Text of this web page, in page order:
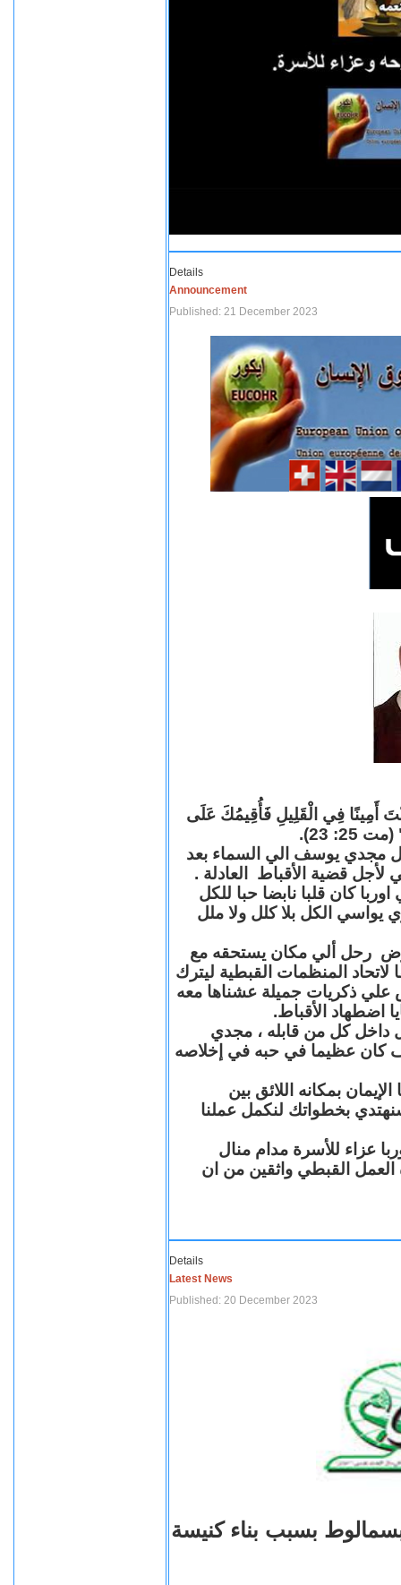
Details
Announcement
Published: 21 December 2023
أَمِينًا فِي الْقَلِيلِ فَأُقِيمُكَ عَلَى
23).
مجدي يوسف الي السماء بعد
قضية الأقباط العادلة .
كان قلبا نابضا حبا للكل
يواسي الكل بلا كلل ولا ملل
رحل ألي مكان يستحقه مع
المنظمات القبطية ليترك
علي ذكريات جميلة عشناها معه
اضطهاد الأقباط.
داخل كل من قابله ، مجدي
عظيما في حبه في إخلاصه
بمكانه اللائق بين
بخطواتك لنكمل عملنا
عزاء للأسرة مدام منال
العمل القبطي واثقين من ان
Details
Latest News
Published: 20 December 2023
بسبب بناء كنيسة